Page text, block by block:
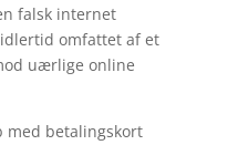
falsk internet
omfattet af et
uærlige online
med betalingskort